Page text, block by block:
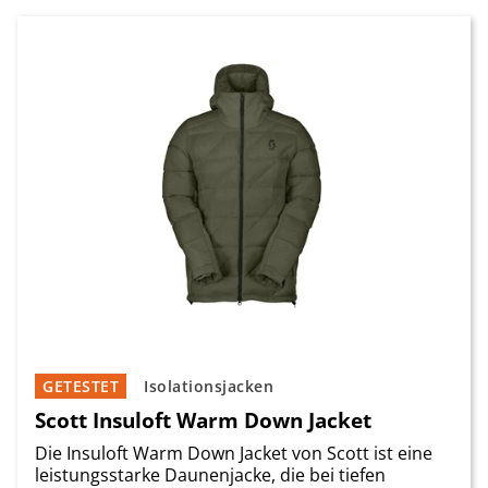
Isolationsjacken
GETESTET
Scott Insuloft Warm Down Jacket
Die Insuloft Warm Down Jacket von Scott ist eine
leistungsstarke Daunenjacke, die bei tiefen